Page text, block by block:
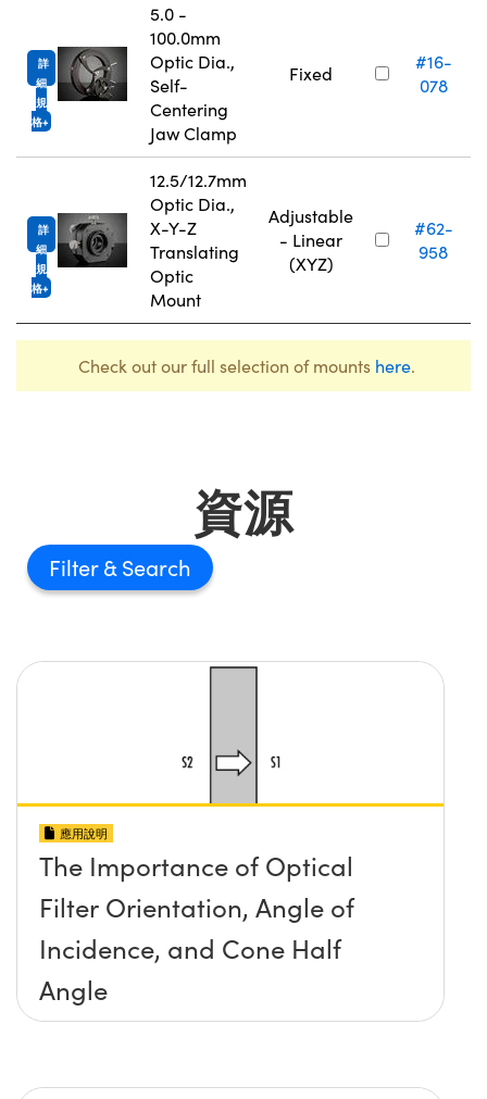
詳
細
規
格
5.0 -
100.0mm
Optic Dia.,
Self-
Centering
Jaw Clamp
Fixed
#16-
078
詳
細
規
格
12.5/12.7mm
Optic Dia.,
X-Y-Z
Translating
Optic
Mount
Adjustable
- Linear
(XYZ)
#62-
958
Check out our full selection of mounts here.
資源
Filter
應用說明
The Importance of Optical
Filter Orientation, Angle of
Incidence, and Cone Half
Angle